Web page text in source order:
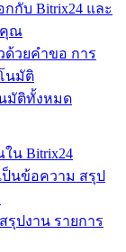
กับ Bitrix24 และ
คุณ
ด้วยคำขอ การ
นมัติ
มัติทั้งหมด
น Bitrix24
ป็นข้อความ สรุป
รุปงาน รายการ